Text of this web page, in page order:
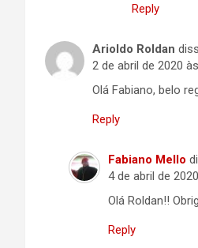
Reply
Arioldo Roldan
2 de abril de 2020
Olá Fabiano, belo
Reply
Fabiano Mello
4 de abril de
Olá Roldan!!
Reply